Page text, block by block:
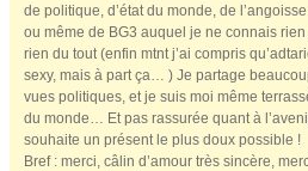
de politique, d’état du monde, de
ou même de BG3 auquel je ne connais
rien du tout (enfin mtnt j’ai compris
sexy, mais à part ça… ) Je partage
vues politiques, et je suis moi même
du monde… Et pas rassurée quant à
souhaite un présent le plus doux possible !
Bref : merci, câlin d’amour très sincère,